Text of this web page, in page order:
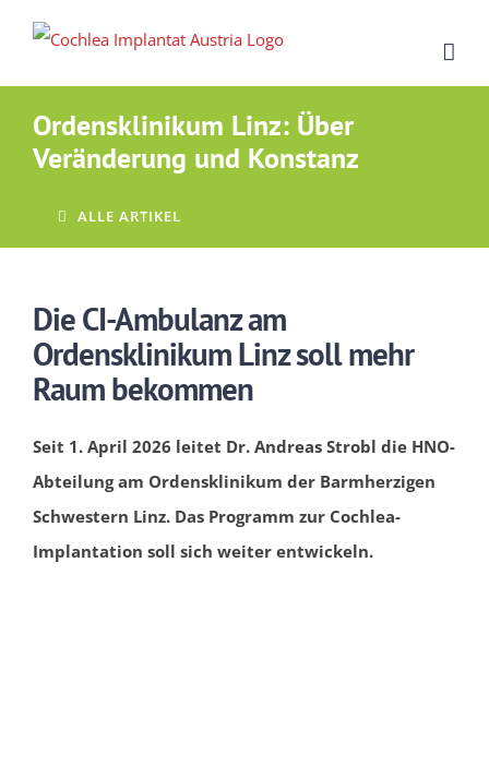
Zum
springen
Ordensklinikum Linz: Über
Veränderung und Konstanz
ALLE ARTIKEL
Die CI-Ambulanz am
Ordensklinikum Linzsollmehr
Raumbekommen
Seit 1. April 2026 leitet Dr. Andreas Strobl dieHNO-
Abteilung am Ordensklinikum der Barmherzigen
Schwestern Linz. Das Programm zur Cochlea-
Implantation soll sich weiter entwickeln.